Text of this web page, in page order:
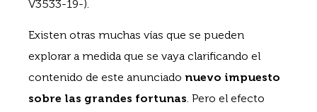
V3533-19-).
Existen otras muchas vías que se pueden
explorar a medida que se vaya clarificando el
contenido de este anunciado nuevo impuesto
sobre las grandes fortunas. Pero el efecto